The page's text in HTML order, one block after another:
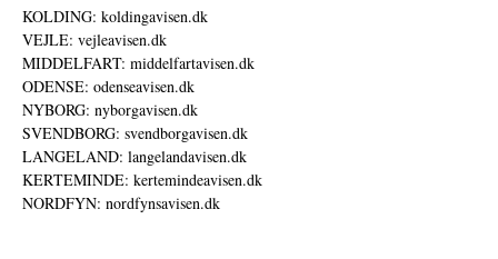
KOLDING: koldingavisen.dk
VEJLE: vejleavisen.dk
MIDDELFART: middelfartavisen.dk
ODENSE: odenseavisen.dk
NYBORG: nyborgavisen.dk
SVENDBORG: svendborgavisen.dk
LANGELAND: langelandavisen.dk
KERTEMINDE: kertemindeavisen.dk
NORDFYN: nordfynsavisen.dk